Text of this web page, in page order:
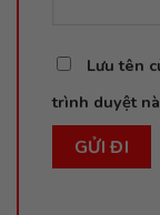
Lưu tên
trình duyệt